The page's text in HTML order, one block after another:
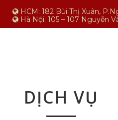
HCM: 182 Bùi Thị Xuân,
Hà Nội: 105 – 107 Nguyễn
DỊCH VỤ